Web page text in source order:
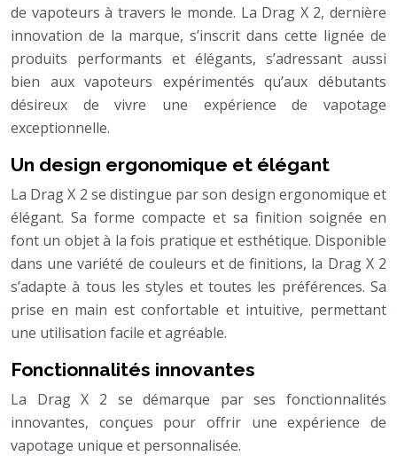
de vapoteurs à travers le monde. La Drag X 2, dernière
innovation de la marque, s’inscrit dans cette lignée de
produits performants et élégants, s’adressant aussi
bien aux vapoteurs expérimentés qu’aux débutants
désireux de vivre une expérience de vapotage
exceptionnelle.
Un design ergonomique et élégant
La Drag X 2 se distingue par son design ergonomique et
élégant. Sa forme compacte et sa finition soignée en
font un objet à la fois pratique et esthétique. Disponible
dans une variété de couleurs et de finitions, la Drag X 2
s’adapte à tous les styles et toutes les préférences. Sa
prise en main est confortable et intuitive, permettant
une utilisation facile et agréable.
Fonctionnalités innovantes
La Drag X 2 se démarque par ses fonctionnalités
innovantes, conçues pour offrir une expérience de
vapotage unique et personnalisée.